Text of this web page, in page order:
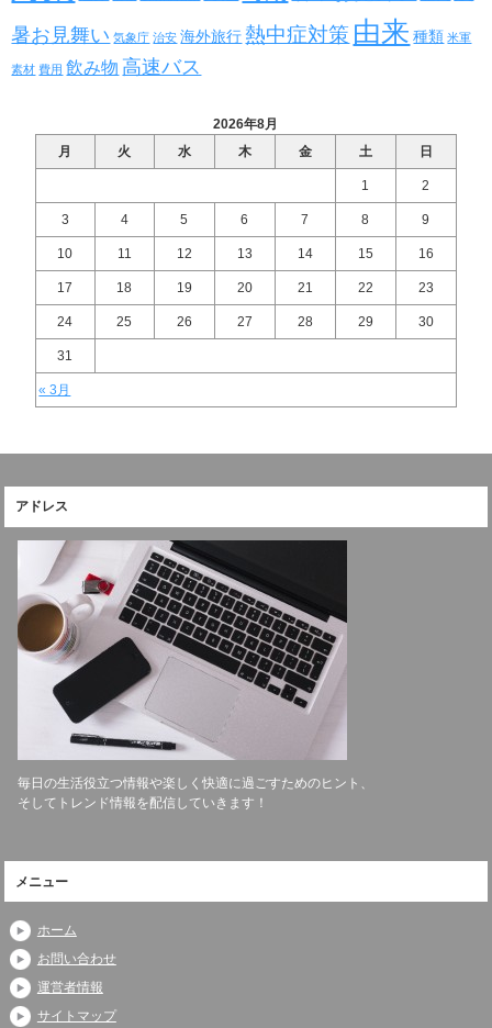
暑お見舞い 気象庁 治安 海外旅行 熱中症対策 由来 種類 米軍
素材 費用 飲み物 高速バス
2026年8月
月
火 水 木 金 土 日
« 3月
1 2
3 4 5 6 7 8 9
10 11 12 13 14 15 16
17 18 19 20 21 22 23
24 25 26 27 28 29 30
31
アドレス
毎日の生活役立つ情報や楽しく快適に過ごすためのヒント、
そしてトレンド情報を配信していきます！
メニュー
ホーム
お問い合わせ
運営者情報
サイトマップ